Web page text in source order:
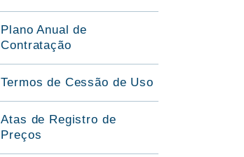
Plano Anual de
Contratação
Termos de Cessão de Uso
Atas de Registro de
Preços